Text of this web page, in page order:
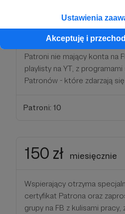
Ustawienia
Akceptuję i
tematów i dłuuugimi
Patroni nie mający konta na
playlisty na YT, z
Patronów - które zdarzają
Patroni: 10
150 zł miesięcznie
Wspierający otrzyma
certyfikat Patrona oraz
grupy na FB z kulisami pracy,